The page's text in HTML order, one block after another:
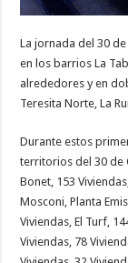
La jornada del 30
en los barrios La
alrededores y en
Teresita Norte, La
Durante estos
territorios del 30 de
Bonet, 153
Mosconi, Planta
Viviendas, El Turf,
Viviendas, 78